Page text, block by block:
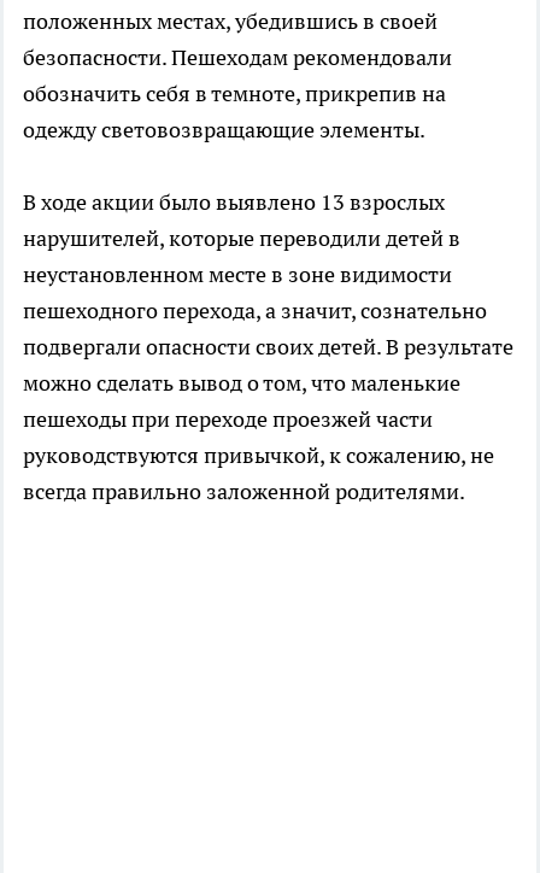
положенных местах, убедившись в своей
безопасности. Пешеходам рекомендовали
обозначить себя в темноте, прикрепив на
одежду световозвращающие элементы.
В ходе акции было выявлено 13 взрослых
нарушителей, которые переводили детей в
неустановленном месте в зоне видимости
пешеходного перехода, а значит, сознательно
подвергали опасности своих детей. В результате
можно сделать вывод о том, что маленькие
пешеходы при переходе проезжей части
руководствуются привычкой, к сожалению, не
всегда правильно заложенной родителями.